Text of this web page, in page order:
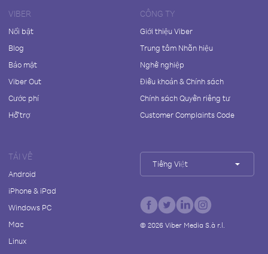
VIBER
Nổi bật
Blog
Bảo mật
Viber Out
Cước phí
Hỗ trợ
CÔNG TY
Giới thiệu Viber
Trung tâm Nhãn hiệu
Nghề nghiệp
Điều khoản & Chính sách
Chính sách Quyền riêng tư
Customer Complaints Code
TẢI VỀ
Android
iPhone & iPad
Windows PC
Mac
Linux
Tiếng Việt
© 2026Viber Media S.à r.l.